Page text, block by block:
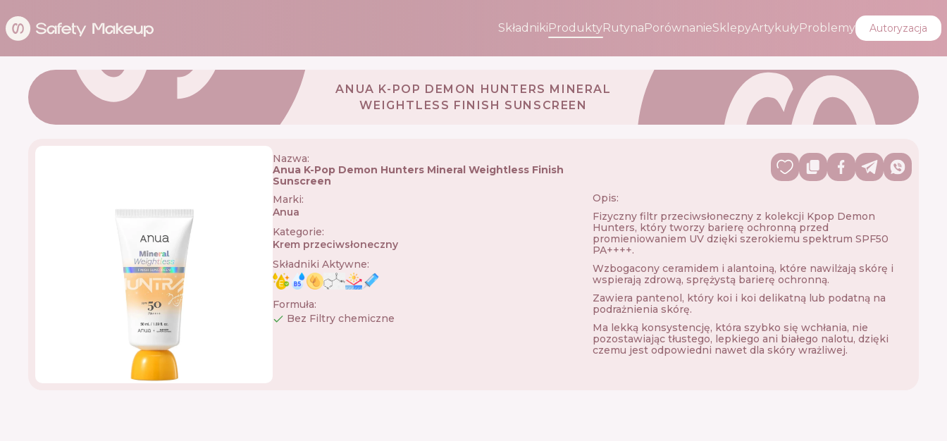
SkładnikiProduktyRutynaPorównanieSklepyArtykułyProblemy Autoryzacja
ANUA K-POP DEMON HUNTERS MINERAL
WEIGHTLESS FINISH SUNSCREEN
Nazwa:
Anua K-Pop Demon Hunters Mineral Weightless Finish
Sunscreen
Marki:
Anua
Kategorie:
Krem przeciwsłoneczny
Składniki Aktywne:
Formuła:
Bez Filtry chemiczne
Opis:
Fizyczny filtr przeciwsłoneczny z kolekcji Kpop Demon
Hunters, który tworzy barierę ochronną przed
promieniowaniem UV dzięki szerokiemu spektrum SPF50
PA++++.
Wzbogacony ceramidem i alantoiną, które nawilżają skórę i
wspierają zdrową, sprężystą barierę ochronną.
Zawiera pantenol, który koi i koi delikatną lub podatną na
podrażnienia skórę.
Ma lekką konsystencję, która szybko się wchłania, nie
pozostawiając tłustego, lepkiego ani białego nalotu, dzięki
czemu jest odpowiedni nawet dla skóry wrażliwej.